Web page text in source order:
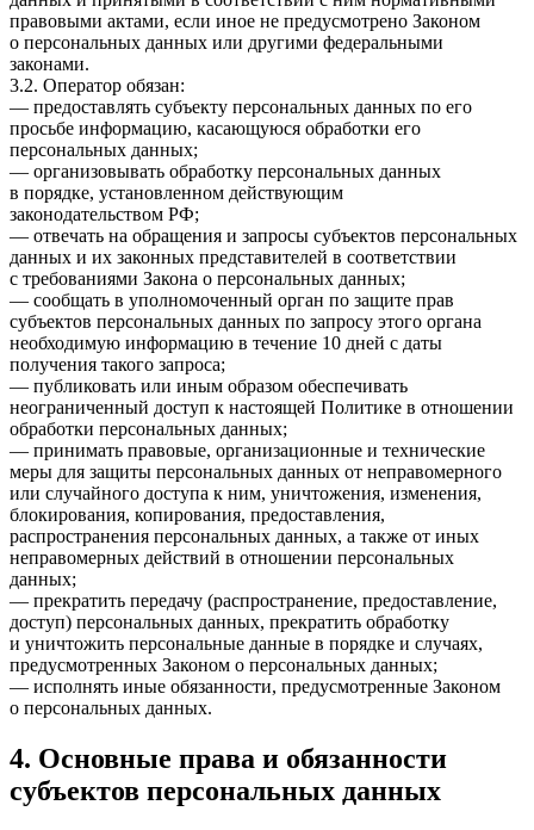
правовыми актами, если иное не предусмотрено Законом
о персональных данных или другими федеральными
законами.
3.2. Оператор обязан:
— предоставлять субъекту персональных данных по его
просьбе информацию, касающуюся обработки его
персональных данных;
— организовывать обработку персональных данных
в порядке, установленном действующим
законодательством РФ;
— отвечать на обращения и запросы субъектов персональных
данных и их законных представителей в соответствии
с требованиями Закона о персональных данных;
— сообщать в уполномоченный орган по защите прав
субъектов персональных данных по запросу этого органа
необходимую информацию в течение 10 дней с даты
получения такого запроса;
— публиковать или иным образом обеспечивать
неограниченный доступ к настоящей Политике в отношении
обработки персональных данных;
— принимать правовые, организационные и технические
меры для защиты персональных данных от неправомерного
или случайного доступа к ним, уничтожения, изменения,
блокирования, копирования, предоставления,
распространения персональных данных, а также от иных
неправомерных действий в отношении персональных
данных;
— прекратить передачу (распространение, предоставление,
доступ) персональных данных, прекратить обработку
и уничтожить персональные данные в порядке и случаях,
предусмотренных Законом о персональных данных;
— исполнять иные обязанности, предусмотренные Законом
о персональных данных.
4. Основные права и обязанности
субъектов персональных данных